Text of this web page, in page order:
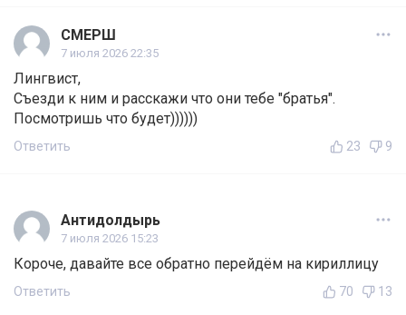
СМЕРШ
7 июля 2026 22:35
Лингвист,
Съезди к ним и расскажи что они тебе "братья".
Посмотришь что будет))))))
Ответить 23 9
Антидолдырь
7 июля 2026 15:23
Короче, давайте все обратно перейдём на кириллицу
Ответить 70 13